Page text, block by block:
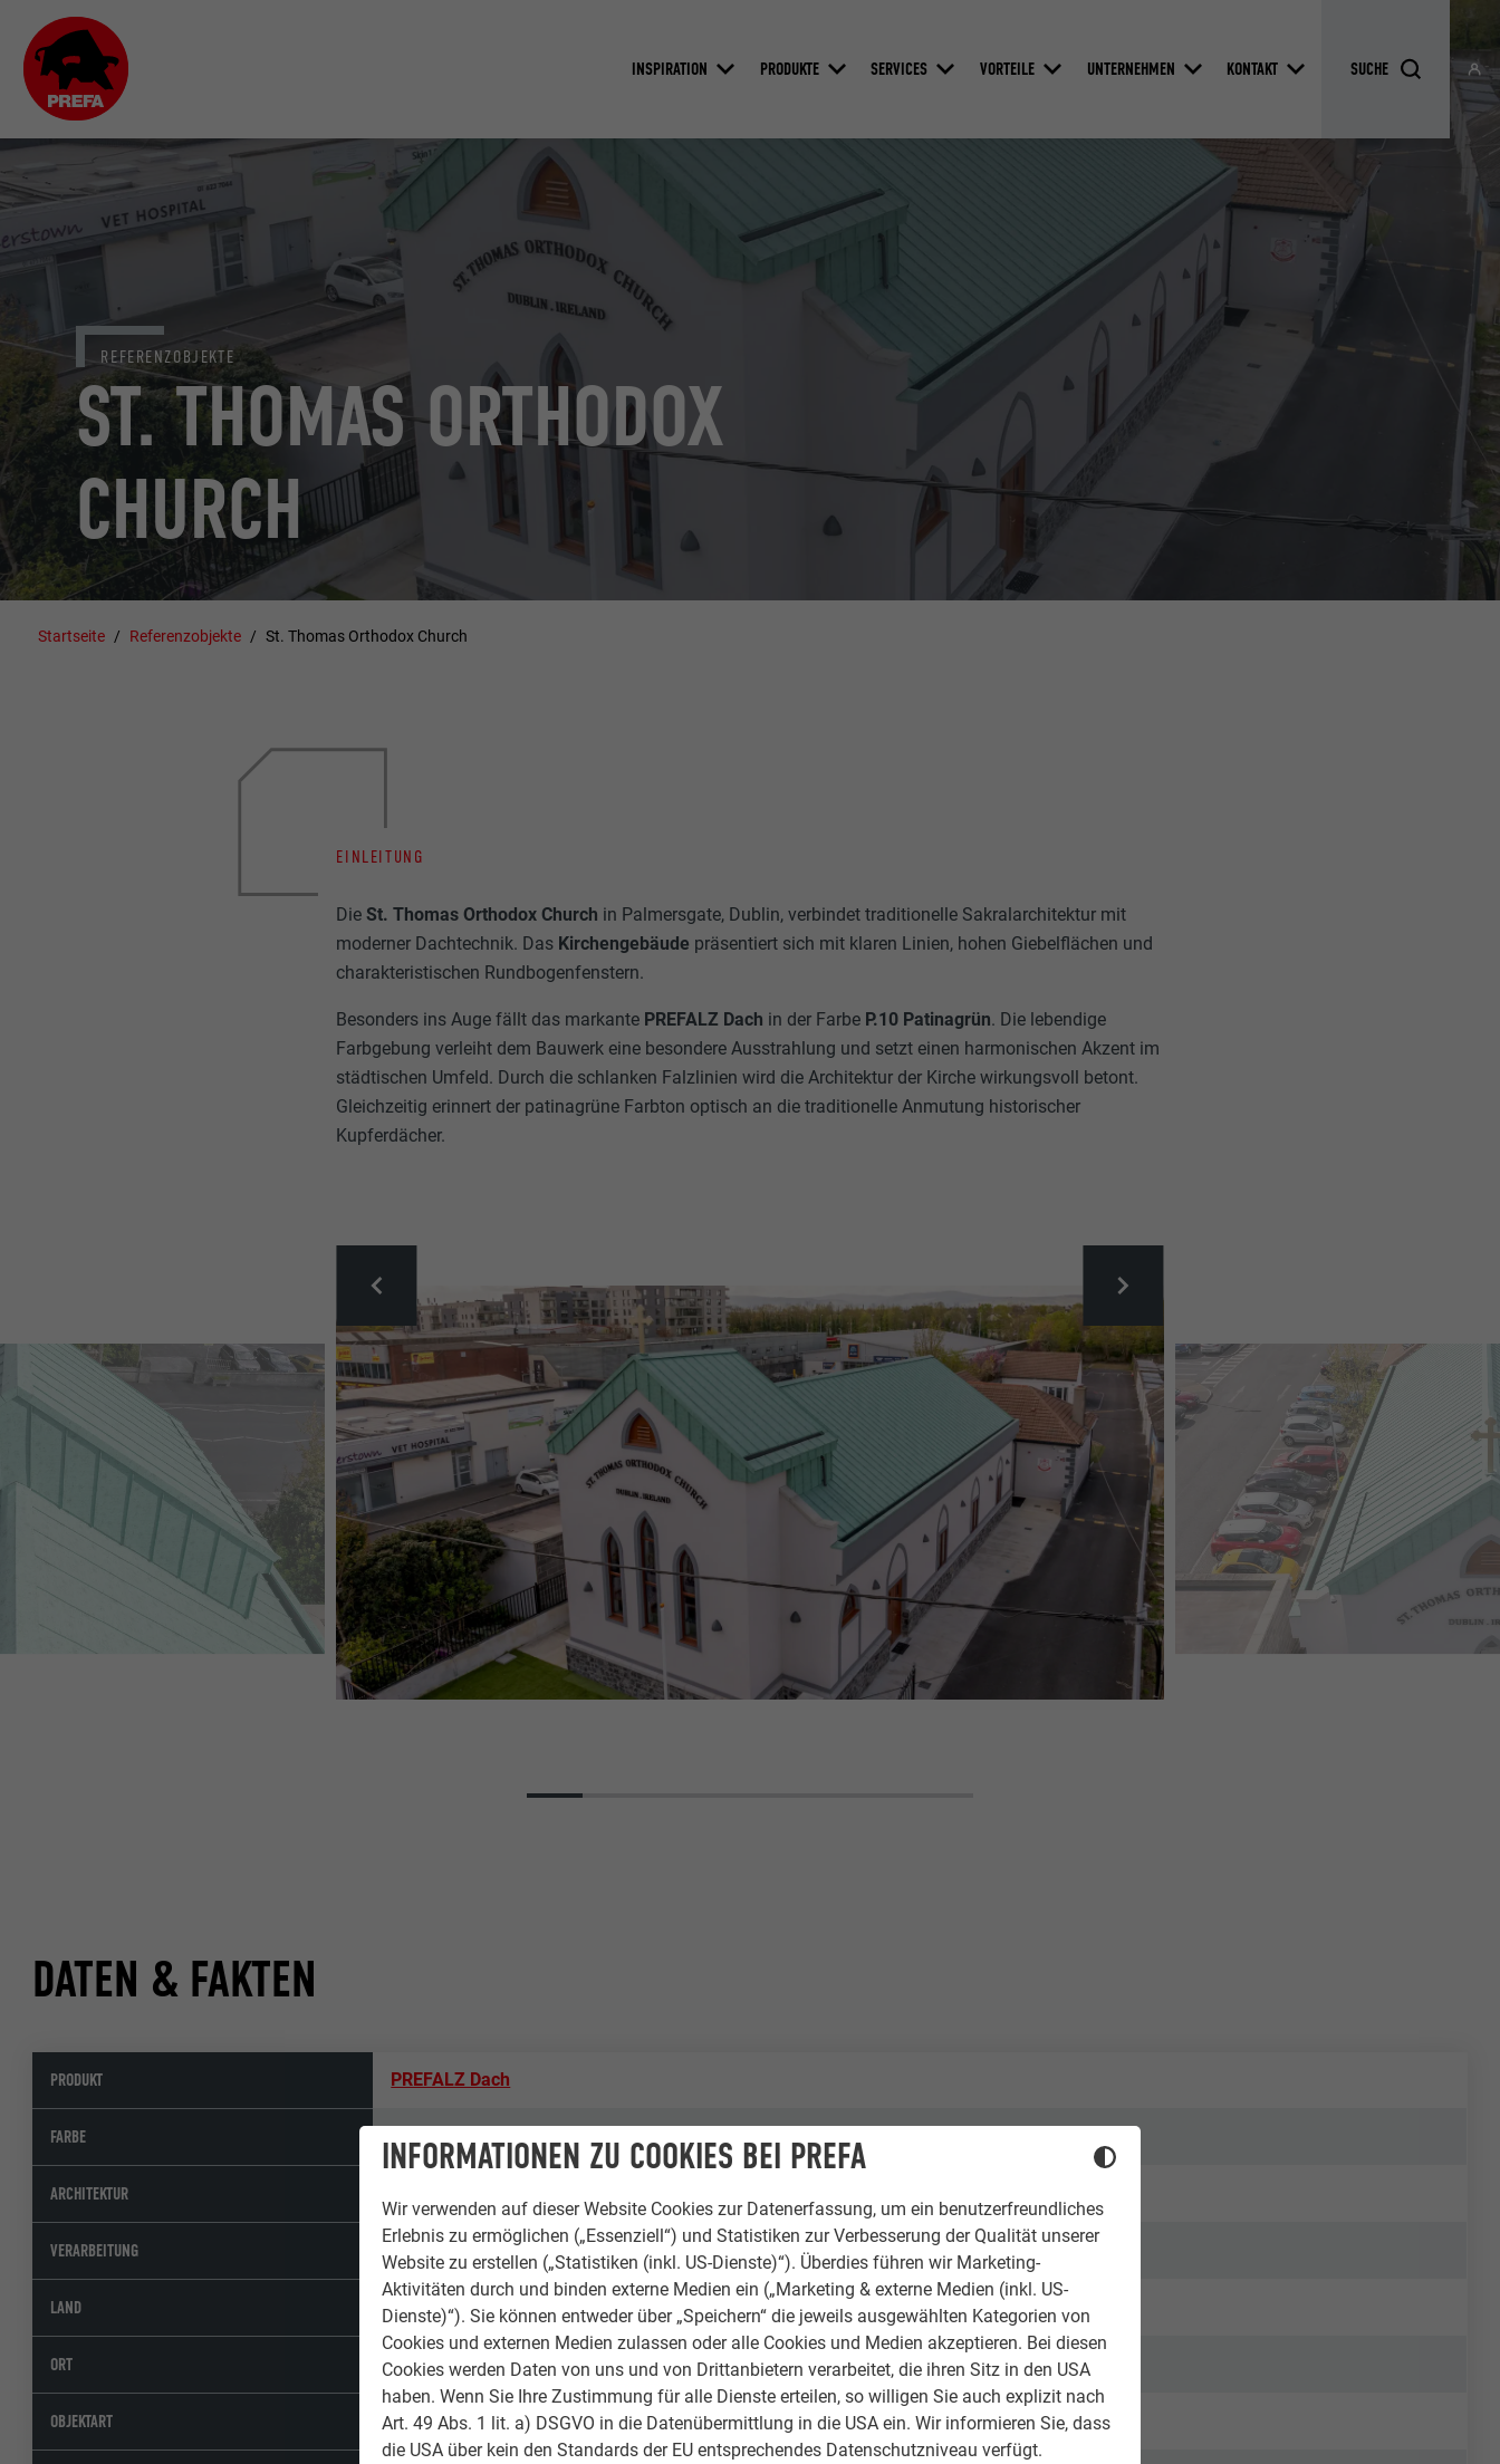
INFORMATIONEN ZU COOKIES BEI PREFA
Wir verwenden auf dieser Website Cookies zur Datenerfassung, um ein benutzerfreundliches
Erlebnis zu ermöglichen („Essenziell“) und Statistiken zur Verbesserung der Qualität unserer
Website zu erstellen („Statistiken (inkl. US-Dienste)“). Überdies führen wir Marketing-
Aktivitäten durch und binden externe Medien ein („Marketing & externe Medien (inkl. US-
Dienste)“). Sie können entweder über „Speichern“ die jeweils ausgewählten Kategorien von
Cookies und externen Medien zulassen oder alle Cookies und Medien akzeptieren. Bei diesen
Cookies werden Daten von uns und von Drittanbietern verarbeitet, die ihren Sitz in den USA
haben. Wenn Sie Ihre Zustimmung für alle Dienste erteilen, so willigen Sie auch explizit nach
Art. 49 Abs. 1 lit. a) DSGVO in die Datenübermittlung in die USA ein. Wir informieren Sie, dass
die USA über kein den Standards der EU entsprechendes Datenschutzniveau verfügt.
INSPIRATION PRODUKTE SERVICES VORTEILE UNTERNEHMEN KONTAKT
ST. THOMAS ORTHODOX
CHURCH
REFERENZOBJEKTE
Startseite Referenzobjekte St. Thomas Orthodox Church
EINLEITUNG
DieSt. Thomas Orthodox Church in Palmersgate, Dublin, verbindet traditionelle Sakralarchitektur mit
moderner Dachtechnik. Das Kirchengebäude präsentiert sich mit klaren Linien, hohen Giebelflächen und
charakteristischen Rundbogenfenstern.
Besonders ins Auge fällt das markante PREFALZ Dach in der Farbe P.10 Patinagrün. Die lebendige
Farbgebung verleiht dem Bauwerk eine besondere Ausstrahlung und setzt einen harmonischen Akzent im
städtischen Umfeld. Durch die schlanken Falzlinien wird die Architektur der Kirche wirkungsvoll betont.
Gleichzeitig erinnert der patinagrüne Farbton optisch an die traditionelle Anmutung historischer
Kupferdächer.
DATEN & FAKTEN
PRODUKT PREFALZ Dach
FARBE
ARCHITEKTUR
VERARBEITUNG Seabuild Ltd.
LAND Irland
ORT Palmersgate, Dublin
OBJEKTART Öffentliche Gebäude & sonstige Einrichtungen